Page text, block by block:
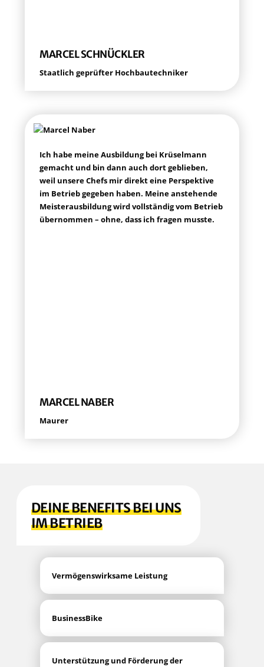
MAR­CEL SCHNÜCKLER
Staat­lich geprüf­ter Hochbautechniker
Ich habe mei­ne Aus­bil­dung bei Krü­sel­mann
gemacht und bin dann auch dort geblie­ben,
weil unse­re Chefs mir direkt eine Per­spek­ti­ve
im Betrieb gege­ben haben. Mei­ne anste­hen­de
Meis­ter­aus­bil­dung wird voll­stän­dig vom Betrieb
über­nom­men – ohne, dass ich fra­gen musste.
MAR­CEL NABER
Mau­rer
DEI­NE BENE­FITS BEI UNS
IM BETRIEB
Ver­mö­gens­wirk­sa­me Leistung
Busi­ness­Bike
Unter­stüt­zung und För­de­rung der